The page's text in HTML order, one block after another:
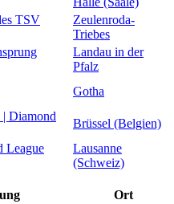
TSV
Zeulenroda-
Triebes
Landau in der
Pfalz
Gotha
Diamond
Brüssel (Belgien)
League
Lausanne
(Schweiz)
Ort